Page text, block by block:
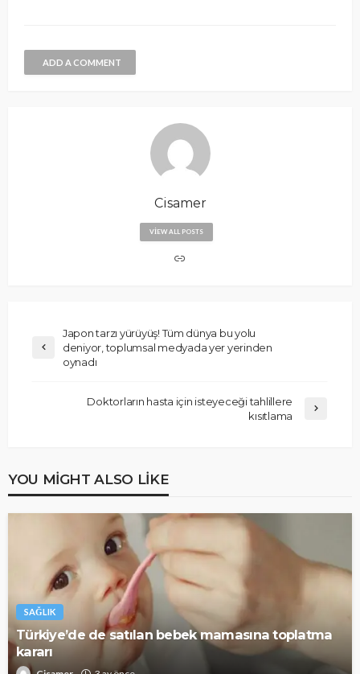
ADD A COMMENT
Cisamer
VIEW ALL POSTS
Japon tarzı yürüyüş! Tüm dünya bu yolu
deniyor, toplumsal medyada yer yerinden
oynadı
Doktorların hasta için isteyeceği tahlillere
kısıtlama
YOU MIGHT ALSO LIKE
SAĞLIK
Türkiye’de de satılan bebek mamasına toplatma
kararı